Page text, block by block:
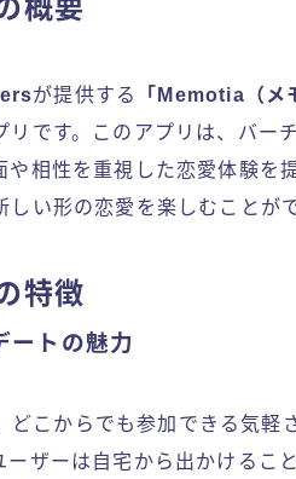
概要
が提供する 「Memotia（メ
リです。このアプリは、バー
や相性を重視した恋愛体験を
しい形の恋愛を楽しむことが
特徴
ートの魅力
どこからでも参加できる気軽
ーザーは自宅から出かけるこ